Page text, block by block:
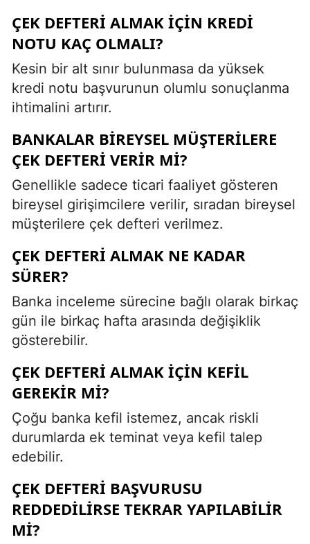
ÇEK DEFTERI ALMAK IÇIN KREDI
NOTU KAÇ OLMALI?
Kesin bir alt sınır bulunmasa da yüksek
kredi notu başvurunun olumlu sonuçlanma
ihtimalini artırır.
BANKALAR BIREYSEL MÜŞTERILERE
ÇEK DEFTERI VERIR MI?
Genellikle sadece ticari faaliyet gösteren
bireysel girişimcilere verilir, sıradan bireysel
müşterilere çek defteri verilmez.
ÇEK DEFTERI ALMAK NE KADAR
SÜRER?
Banka inceleme sürecine bağlı olarak birkaç
gün ile birkaç hafta arasında değişiklik
gösterebilir.
ÇEK DEFTERI ALMAK IÇIN KEFIL
GEREKIR MI?
Çoğu banka kefil istemez, ancak riskli
durumlarda ek teminat veya kefil talep
edebilir.
ÇEK DEFTERI BAŞVURUSU
REDDEDILIRSE TEKRAR YAPILABILIR
MI?